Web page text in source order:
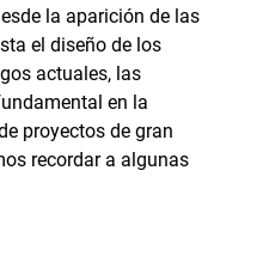
la aparición de las
el diseño de los
actuales, las
en la
proyectos de gran
recordar a algunas